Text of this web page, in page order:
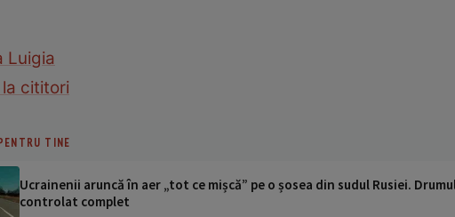
Luigia
cititori
TINE
Ucrainenii aruncă în aer „tot ce mișcă” pe o șosea din sudul Rusiei.
controlat complet